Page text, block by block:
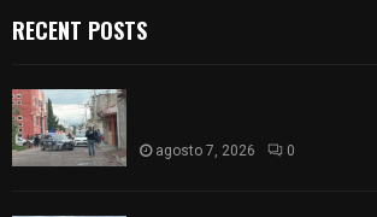
RECENT POSTS
agosto 7, 2026 0